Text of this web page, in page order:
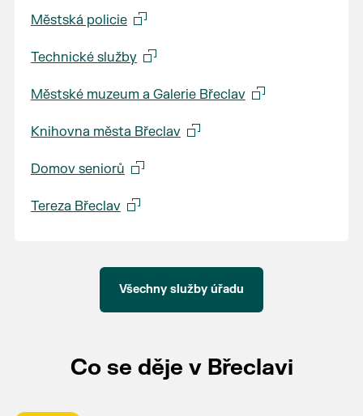
Městská policie
Technické služby
Městské muzeum a Galerie Břeclav
Knihovna města Břeclav
Domov seniorů
Tereza Břeclav
Všechny služby úřadu
Co se děje v Břeclavi